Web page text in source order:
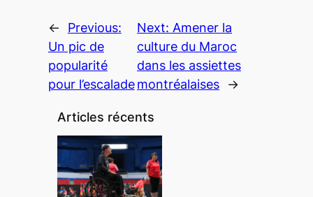
←
Previous:
Un pic de
popularité
pour l’escalade
Next: Amener la
culture du Maroc
dans les assiettes
montréalaises
→
Articles récents